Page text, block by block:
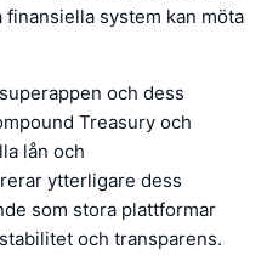
system kan möta
och dess
Treasury och
lån och
ytterligare dess
som stora plattformar
och transparens.